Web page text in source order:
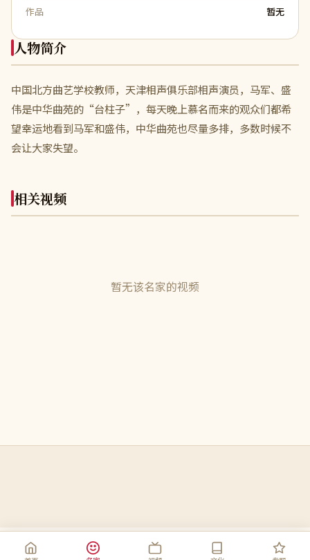
作品 暂无
人物简介
中国北方曲艺学校教师，天津相声俱乐部相声演员，马军、盛
伟是中华曲苑的“台柱子”，每天晚上慕名而来的观众们都希
望幸运地看到马军和盛伟，中华曲苑也尽量多排，多数时候不
会让大家失望。
相关视频
暂无该名家的视频